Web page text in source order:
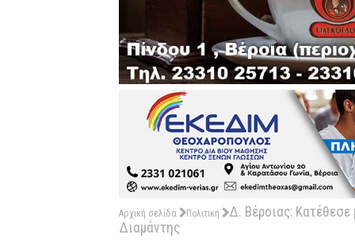
Αρχική σελίδα Πολιτική
Δ. Βέροιας:
Διαμάντης